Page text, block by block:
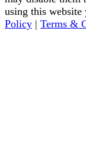
using this website
Policy | Terms &